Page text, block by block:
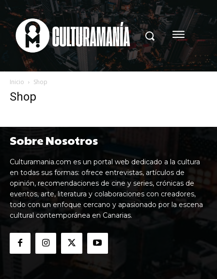
Inicio Shop
Shop
Sobre Nosotros
Culturamania.com es un portal web dedicado a la cultura
en todas sus formas: ofrece entrevistas, artículos de
opinión, recomendaciones de cine y series, crónicas de
eventos, arte, literatura y colaboraciones con creadores,
todo con un enfoque cercano y apasionado por la escena
cultural contemporánea en Canarias.